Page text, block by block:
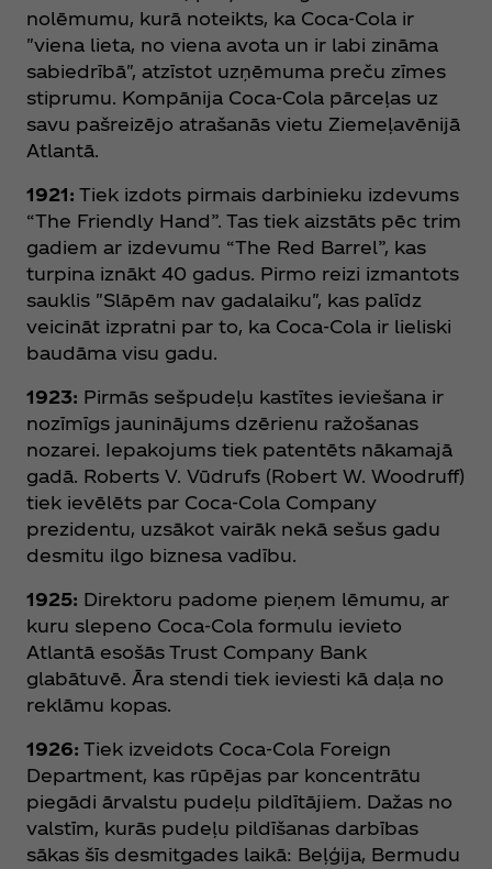
nolēmumu, kurā noteikts, ka Coca‑Cola ir
"viena lieta, no viena avota un ir labi zināma
sabiedrībā", atzīstot uzņēmuma preču zīmes
stiprumu. Kompānija Coca‑Cola pārceļas uz
savu pašreizējo atrašanās vietu Ziemeļavēnijā
Atlantā.
1921: Tiek izdots pirmais darbinieku izdevums
“The Friendly Hand”. Tas tiek aizstāts pēc trim
gadiem ar izdevumu “The Red Barrel”, kas
turpina iznākt 40 gadus. Pirmo reizi izmantots
sauklis "Slāpēm nav gadalaiku", kas palīdz
veicināt izpratni par to, ka Coca‑Cola ir lieliski
baudāma visu gadu.
1923: Pirmās sešpudeļu kastītes ieviešana ir
nozīmīgs jauninājums dzērienu ražošanas
nozarei. Iepakojums tiek patentēts nākamajā
gadā. Roberts V. Vūdrufs (Robert W. Woodruff)
tiek ievēlēts par Coca‑Cola Company
prezidentu, uzsākot vairāk nekā sešus gadu
desmitu ilgo biznesa vadību.
1925: Direktoru padome pieņem lēmumu, ar
kuru slepeno Coca‑Cola formulu ievieto
Atlantā esošās Trust Company Bank
glabātuvē. Āra stendi tiek ieviesti kā daļa no
reklāmu kopas.
1926: Tiek izveidots Coca‑Cola Foreign
Department, kas rūpējas par koncentrātu
piegādi ārvalstu pudeļu pildītājiem. Dažas no
valstīm, kurās pudeļu pildīšanas darbības
sākas šīs desmitgades laikā: Beļģija, Bermudu